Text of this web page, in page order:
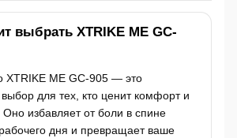
выбрать XTRIKE ME GC-
XTRIKE ME GC-905 — это
для тех, кто ценит комфорт и
Оно избавляет от боли в спине
дня и превращает ваше